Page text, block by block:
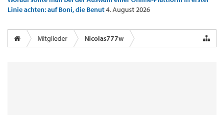
Linie achten: auf Boni, die Benut4. August 2026
Mitglieder Nicolas777w